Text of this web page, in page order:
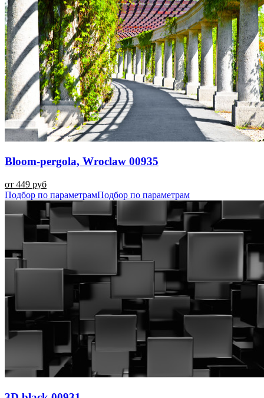
Bloom-pergola, Wroclaw 00935
от 449 руб
Подбор по параметрамПодбор по параметрам